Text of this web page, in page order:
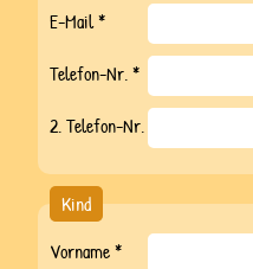
E-Mail *
Telefon-Nr. *
2. Telefon-Nr.
Mail
Kind
Vorname *